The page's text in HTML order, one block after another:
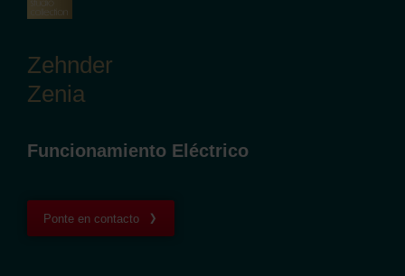
Zehnder
Zenia
Funcionamiento Eléctrico
Ponte en contacto